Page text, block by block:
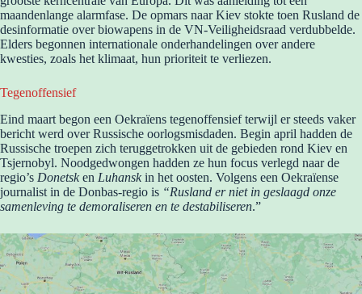
maandenlange alarmfase. De opmars naar Kiev stokte toen Rusland de
desinformatie over biowapens in de VN-Veiligheidsraad verdubbelde.
Elders begonnen internationale onderhandelingen over andere
kwesties, zoals het klimaat, hun prioriteit te verliezen.
Tegenoffensief
Eind maart begon een Oekraïens tegenoffensief terwijl er steeds vaker
bericht werd over Russische oorlogsmisdaden. Begin april hadden de
Russische troepen zich teruggetrokken uit de gebieden rond Kiev en
Tsjernobyl. Noodgedwongen hadden ze hun focus verlegd naar de
regio’s Donetsk en Luhansk in het oosten. Volgens een Oekraïense
journalist in de Donbas-regio is “Rusland er niet in geslaagd onze
samenleving te demoraliseren en te destabiliseren.”